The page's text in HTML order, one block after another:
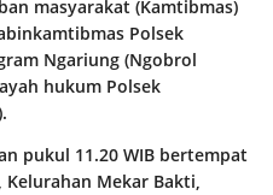
masyarakat (Kamtibmas)
Polsek
Ngariung (Ngobrol
hukum Polsek
pukul 11.20 WIB bertempat
Kelurahan Mekar Bakti,